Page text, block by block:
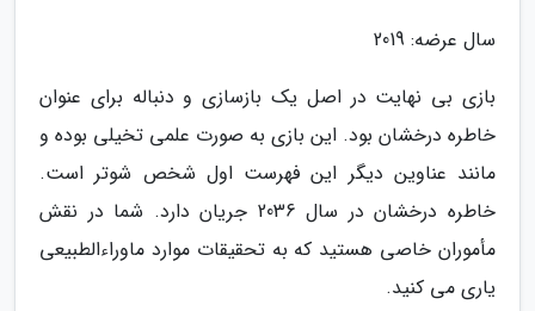
سال عرضه: 2019
بازی بی نهایت در اصل یک بازسازی و دنباله برای عنوان
خاطره درخشان بود. این بازی به صورت علمی تخیلی بوده و
مانند عناوین دیگر این فهرست اول شخص شوتر است.
خاطره درخشان در سال 2036 جریان دارد. شما در نقش
مأموران خاصی هستید که به تحقیقات موارد ماوراءالطبیعی
یاری می کنید.